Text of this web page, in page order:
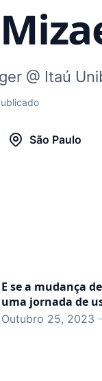
@ Itaú
São Paulo
E se a mudança
uma jornada de
Outubro 25, 2023